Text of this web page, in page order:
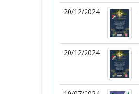
20/12/2024
20/12/2024